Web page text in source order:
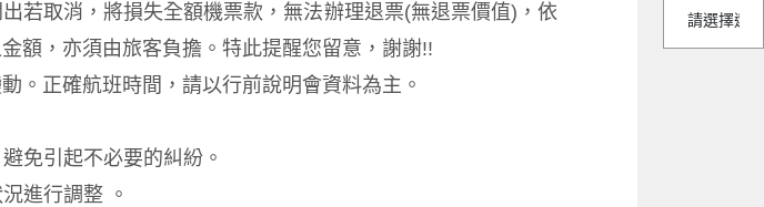
若取消，將損失全額機票款，無法辦理退票(無退票價值)，依
額，亦須由旅客負擔。特此提醒您留意，謝謝!!
。正確航班時間，請以行前說明會資料為主。
免引起不必要的糾紛。
進行調整 。